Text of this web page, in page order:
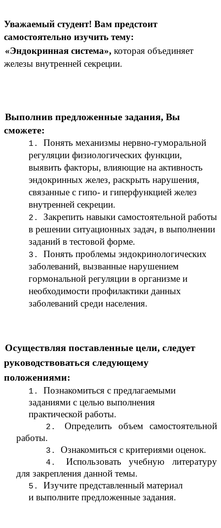
Уважаемый студент! Вам предстоит
самостоятельно изучить тему:
«Эндокринная система»,которая объединяет
железы внутренней секреции.
Выполнив предложенные задания, Вы
сможете:
Понять механизмы нервно-гуморальной
регуляции физиологических функции,
выявить факторы, влияющие на активность
эндокринных желез, раскрыть нарушения,
связанные с гипо- и гиперфункцией желез
внутренней секреции.
Закрепить навыки самостоятельной работы
в решении ситуационных задач, в выполнении
заданий в тестовой форме.
Понять проблемы эндокринологических
заболеваний, вызванные нарушением
гормональной регуляции в организме и
необходимости профилактики данных
заболеваний среди населения.
Осуществляя поставленные цели, следует
руководствоваться следующему
положениями:
Познакомиться с предлагаемыми
заданиями с целью выполнения
практической работы.
Определить объем самостоятельной
работы.
Ознакомиться с критериями оценок.
Использовать учебную литературу
для закрепления данной темы.
Изучите представленный материал
и выполните предложенные задания.